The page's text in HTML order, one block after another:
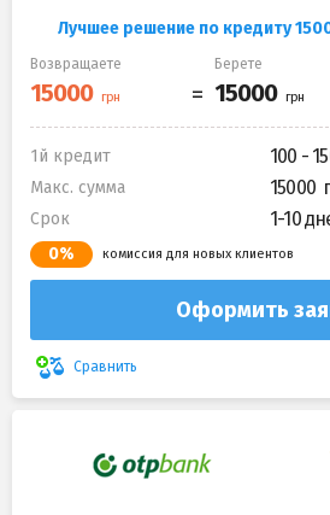
Лучшее решение по кредиту
Возвращаете Берете
1й кредит 100 -
Макс. сумма 15000
Срок 1-10
0% комиссия для новых клиентов
Оформить
Сравнить